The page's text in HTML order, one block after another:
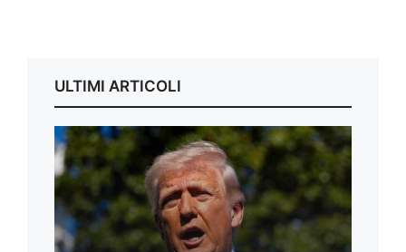
ULTIMI ARTICOLI